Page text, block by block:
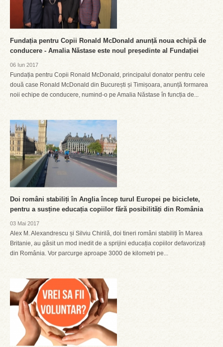
Fundația pentru Copii Ronald McDonald anunță noua echipă de
conducere - Amalia Năstase este noul președinte al Fundației
06 Iun 2017
Fundația pentru Copii Ronald McDonald, principalul donator pentru cele
două case Ronald McDonald din București și Timișoara, anunță formarea
noii echipe de conducere, numind-o pe Amalia Năstase în funcția de...
Doi români stabiliți în Anglia încep turul Europei pe biciclete,
pentru a susține educația copiilor fără posibilități din România
03 Mai 2017
Alex M. Alexandrescu și Silviu Chirilă, doi tineri români stabiliți în Marea
Britanie, au găsit un mod inedit de a sprijini educația copiilor defavorizați
din România. Vor parcurge aproape 3000 de kilometri pe...